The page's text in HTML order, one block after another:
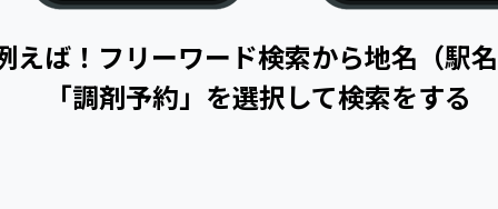
えば！フリーワード検索から地名（駅
「調剤予約」を選択して検索をする